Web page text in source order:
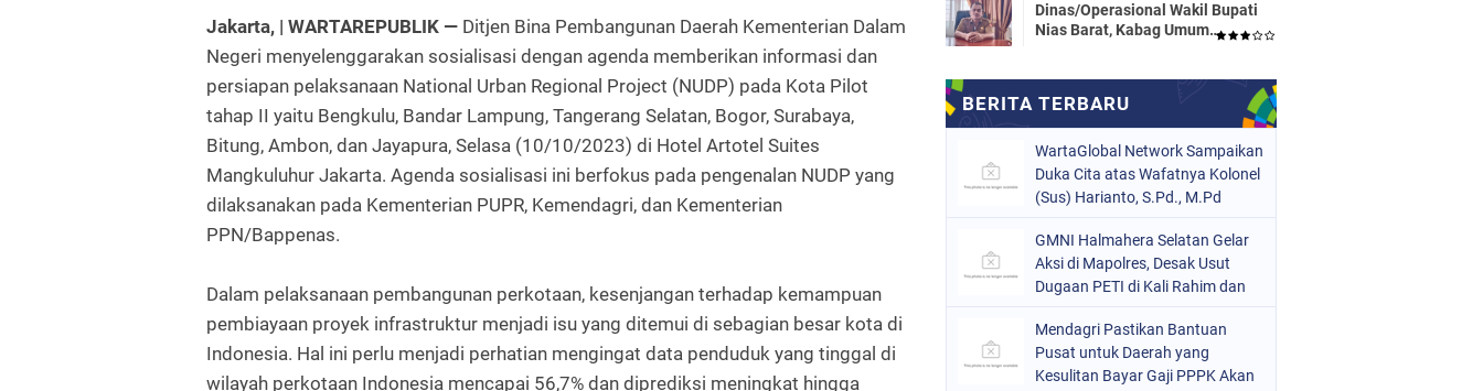
Jakarta, | WARTAREPUBLIK — Ditjen Bina Pembangunan Daerah Kementerian Dalam
Negeri menyelenggarakan sosialisasi dengan agenda memberikan informasi dan
persiapan pelaksanaan National Urban Regional Project (NUDP) pada Kota Pilot
tahap II yaitu Bengkulu, Bandar Lampung, Tangerang Selatan, Bogor, Surabaya,
Bitung, Ambon, dan Jayapura, Selasa (10/10/2023) di Hotel Artotel Suites
Mangkuluhur Jakarta. Agenda sosialisasi ini berfokus pada pengenalan NUDP yang
dilaksanakan pada Kementerian PUPR, Kemendagri, dan Kementerian
PPN/Bappenas.
Dalam pelaksanaan pembangunan perkotaan, kesenjangan terhadap kemampuan
pembiayaan proyek infrastruktur menjadi isu yang ditemui di sebagian besar kota di
Indonesia. Hal ini perlu menjadi perhatian mengingat data penduduk yang tinggal di
wilayah perkotaan Indonesia mencapai 56,7% dan diprediksi meningkat hingga
Dinas/Operasional Wakil Bupati
Nias Barat, Kabag Umum
WartaGlobal Network Sampaikan
Duka Cita atas Wafatnya Kolonel
(Sus) Harianto, S.Pd., M.Pd
GMNI Halmahera Selatan Gelar
Aksi di Mapolres, Desak Usut
Dugaan PETI di Kali Rahim dan
Terlibat
Mendagri Pastikan Bantuan
Pusat untuk Daerah yang
Kesulitan Bayar Gaji PPPK Akan